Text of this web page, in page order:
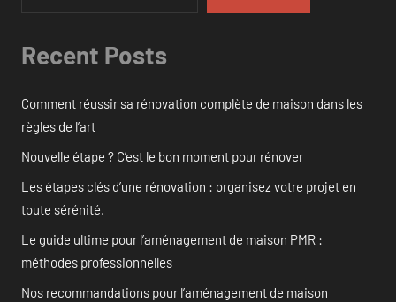
Recent Posts
Comment réussir sa rénovation complète de maison dans les
règles de l’art
Nouvelle étape ? C’est le bon moment pour rénover
Les étapes clés d’une rénovation : organisez votre projet en
toute sérénité.
Le guide ultime pour l’aménagement de maison PMR :
méthodes professionnelles
Nos recommandations pour l’aménagement de maison